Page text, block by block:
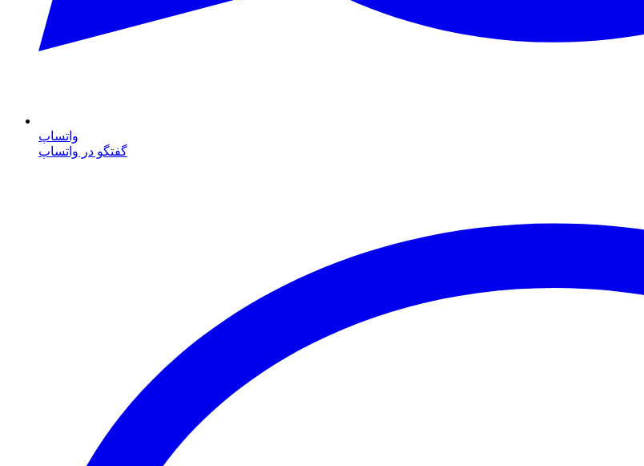
واتساپ
گفتگو در واتساپ